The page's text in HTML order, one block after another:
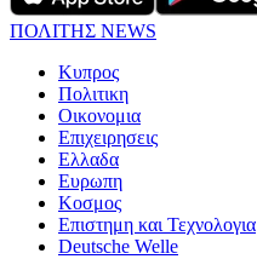
ΠΟΛΙΤΗΣ NEWS
Κυπρος
Πολιτικη
Οικονομια
Επιχειρησεις
Ελλαδα
Ευρωπη
Κοσμος
Επιστημη και Τεχνολογια
Deutsche Welle